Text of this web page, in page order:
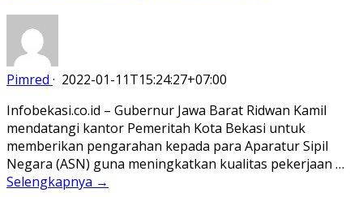
Pimred · 2022-01-11T15:24:27+07:00
Infobekasi.co.id – Gubernur Jawa Barat Ridwan Kamil
mendatangi kantor Pemeritah Kota Bekasi untuk
memberikan pengarahan kepada para Aparatur Sipil
Negara (ASN) guna meningkatkan kualitas pekerjaan …
Selengkapnya →